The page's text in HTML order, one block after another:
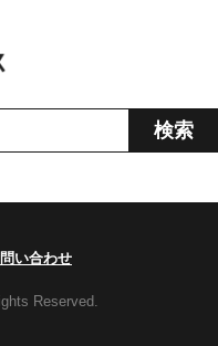
い合わせ
Reserved.